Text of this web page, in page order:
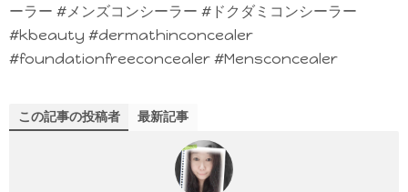
ーラー #メンズコンシーラー #ドクダミコンシーラー
#kbeauty #dermathinconcealer
#foundationfreeconcealer #Mensconcealer
この記事の投稿者 最新記事